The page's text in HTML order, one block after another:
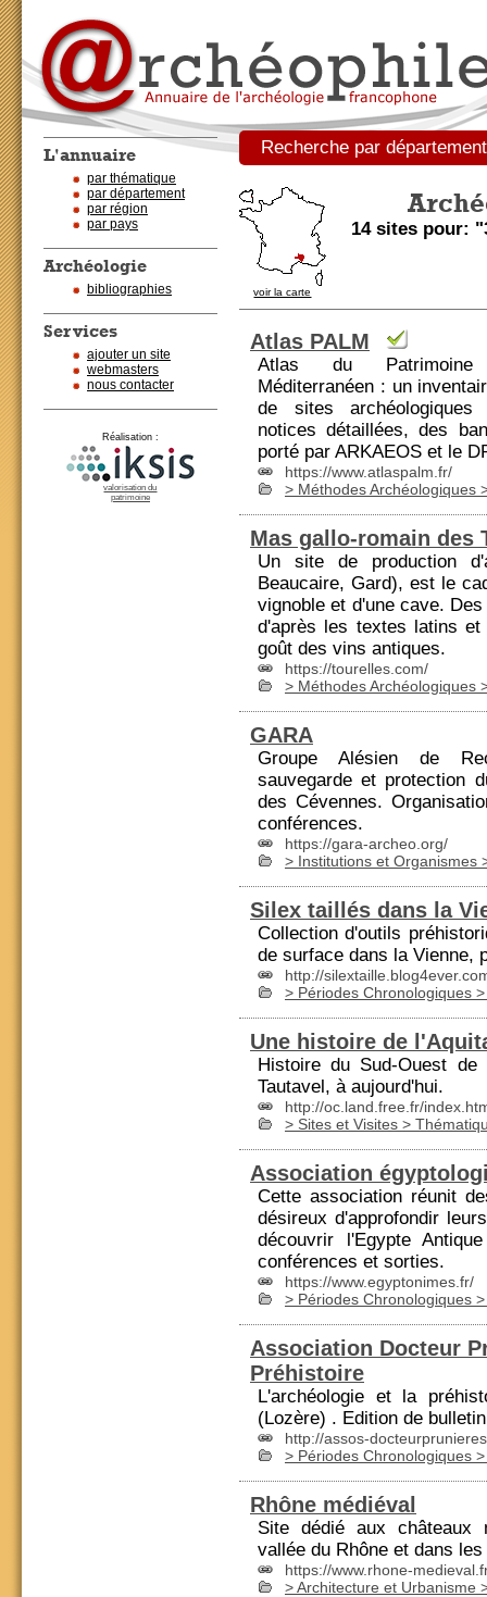
L'annuaire
par thématique
par département
par région
par pays
Archéologie
bibliographies
Services
ajouter un site
webmasters
nous contacter
Réalisation :
valorisation du
patrimoine
Recherche par
voir la carte
14 sites pour:
Atlas PALM
Atlas du Patrimoine
Méditerranéen : un
de sites archéologiques
notices détaillées, des
porté par ARKAEOS et le
https://www.atlaspalm.fr/
> Méthodes Archéologiques
Mas gallo-romain des
Un site de production
Beaucaire, Gard), est le
vignoble et d'une cave.
d'après les textes latins
goût des vins antiques.
https://tourelles.com/
> Méthodes Archéologiques
GARA
Groupe Alésien de Re
sauvegarde et protection
des Cévennes.
conférences.
https://gara-archeo.org/
> Institutions et Organismes
Silex taillés dans la
Collection d'outils
de surface dans la Vienne,
http://
> Périodes Chronologiques
Une histoire de
Histoire du Sud-Ouest
Tautavel, à aujourd'hui.
http://oc.land.free.fr/
> Sites et Visites >
Association
Cette association réunit
désireux d'approfondir
découvrir l'Egypte
conférences et sorties.
https://www.egyptonimes.fr/
> Périodes Chronologiques
Association Docteur
Préhistoire
L'archéologie et la
(Lozère) . Edition de
http://assos-
> Périodes Chronologiques
Rhône médiéval
Site dédié aux châteaux
vallée du Rhône et dans
https://www.rhone-
> Architecture et Urbanisme